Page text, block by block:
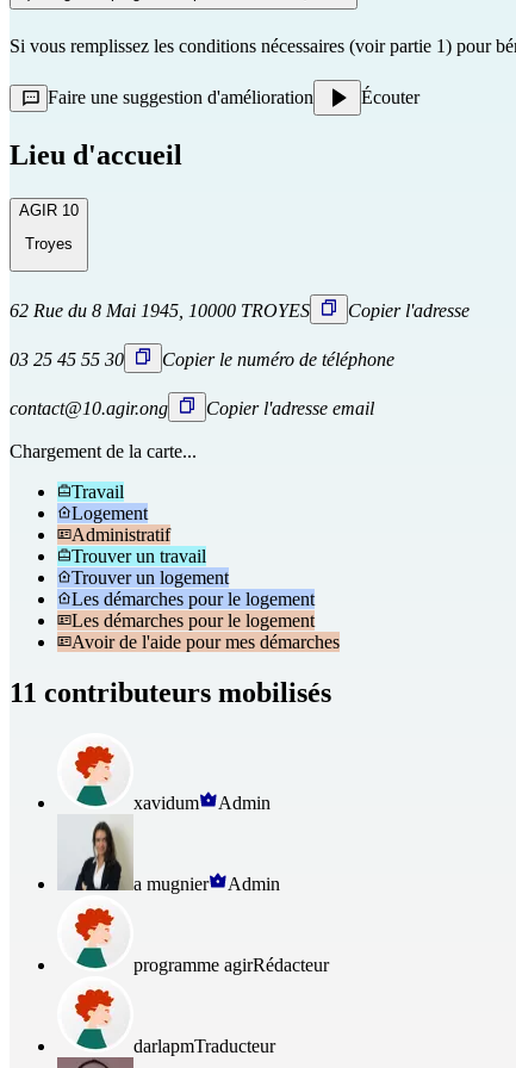
Si vous remplissez les conditions nécessaires (voir partie 1) pour
Faire une suggestion d'amélioration Écouter
Lieu d'accueil
AGIR 10
Troyes
62 Rue du 8 Mai 1945, 10000 TROYES Copier l'adresse
03 25 45 55 30 Copier le numéro de téléphone
contact@10.agir.ong Copier l'adresse email
Chargement de la carte...
Travail
Logement
Administratif
Trouver un travail
Trouver un logement
Les démarches pour le logement
Les démarches pour le logement
Avoir de l'aide pour mes démarches
11 contributeurs mobilisés
xavidum Admin
a mugnier Admin
programme agirRédacteur
darlapmTraducteur